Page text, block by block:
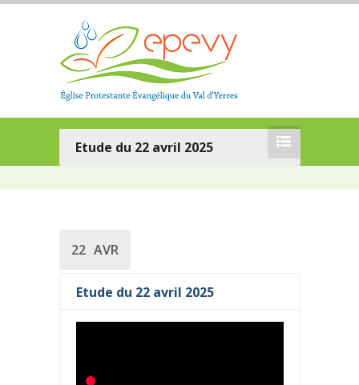
Etude du 22 avril 2025
22 AVR
Etude du 22 avril 2025